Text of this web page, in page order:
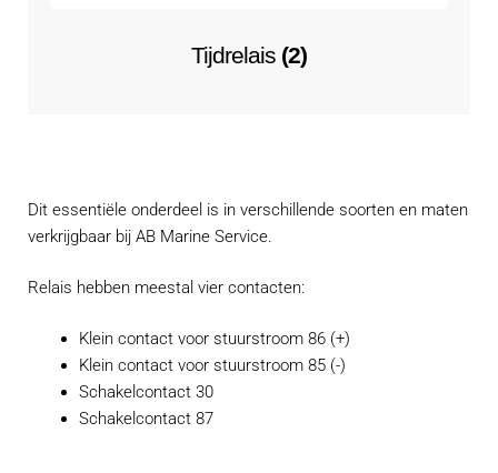
Tijdrelais (2)
Dit essentiële onderdeel is in verschillende soorten en maten
verkrijgbaar bij AB Marine Service.
Relais hebben meestal vier contacten:
Klein contact voor stuurstroom 86 (+)
Klein contact voor stuurstroom 85 (-)
Schakelcontact 30
Schakelcontact 87